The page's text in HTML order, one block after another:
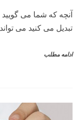
آنچه که شما می گویید
تبدیل می کنید می
ادامه مطلب